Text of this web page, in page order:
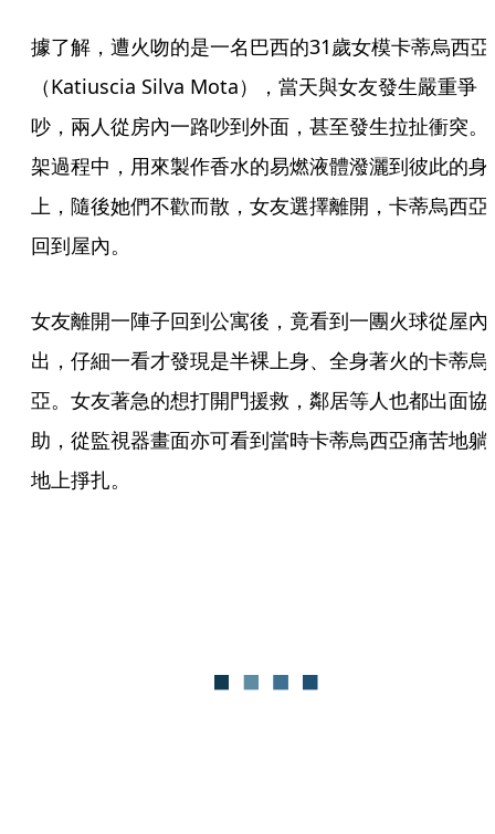
據了解，遭火吻的是一名巴西的31歲女模卡蒂烏西亞
（Katiuscia Silva Mota），當天與女友發生嚴重爭
吵，兩人從房內一路吵到外面，甚至發生拉扯衝突。
架過程中，用來製作香水的易燃液體潑灑到彼此的身
上，隨後她們不歡而散，女友選擇離開，卡蒂烏西亞
回到屋內。
女友離開一陣子回到公寓後，竟看到一團火球從屋內
出，仔細一看才發現是半裸上身、全身著火的卡蒂烏
亞。女友著急的想打開門援救，鄰居等人也都出面協
助，從監視器畫面亦可看到當時卡蒂烏西亞痛苦地躺
地上掙扎。